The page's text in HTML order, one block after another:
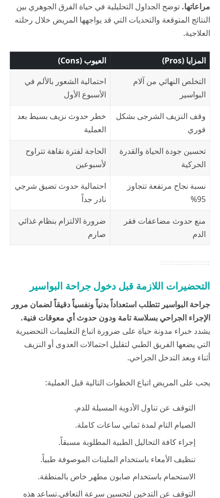
مراعاتها. توضح الجداول التحليلية في حياة الفرق الجوهري بين
النتائج المتوقعة والتحديات التي قد يواجهها المريض خلال رحلته
العلاجية.
المزايا (Pros)
العيوب (Cons)
التخلص النهائي من آلام
البواسير
احتمالية الشعور بالألم في
الأسبوع الأول
وقف النزيف الشرجى بشكل
فوري
خطر حدوث نزيف بسيط بعد
العملية
تحسين جودة الحياة والقدرة
الحركية
الحاجة لفترة نقاهة تتراوح
لأسبوعين
نسبة نجاح مرتفعة تتجاوز
95%
احتمالية حدوث تضيق شرجي
نادر جداً
منع حدوث مضاعفات فقر
الدم
ضرورة الالتزام بنظام غذائي
صارم
التحضيرات اللازمة قبل دخول جراحة البواسير
جراحة البواسير تتطلب استعداداً بدنياً ونفسياً دقيقاً لضمان مرور
الإجراء الجراحي بسلاسة تامة ودون حدوث أي معوقات فنية.
يشدد خبراء مدونة حياة على ضرورة اتباع التعليمات التحضيرية
التي يضعها الفريق الطبي لتقليل احتمالات العدوى أو النزيف
أثناء وبعد التدخل الجراحي.
يجب على المريض اتباع الخطوات التالية قبل العملية:
التوقف عن تناول الأدوية المسيلة للدم.
الصيام التام لمدة ثماني ساعات كاملة.
إجراء كافة التحاليل الطبية المطلوبة مسبقاً.
تنظيف الأمعاء باستخدام الملينات الموصوفة طبياً.
الاستحمام باستخدام صابون مطهر خاص بالمنطقة.
التوقف عن التدخين لتحسين سرعة التعافي.تساعد هذه